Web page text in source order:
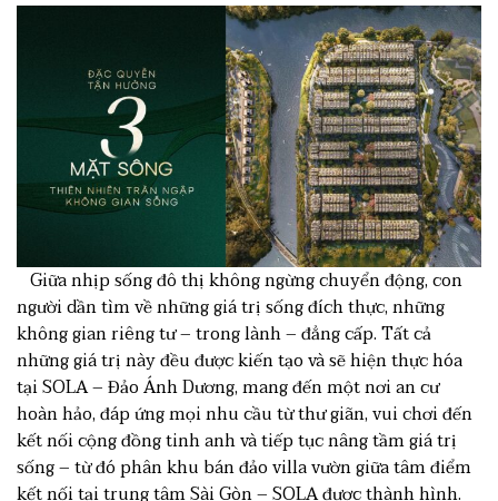
Giữa nhịp sống đô thị không ngừng chuyển động, con
người dần tìm về những giá trị sống đích thực, những
không gian riêng tư – trong lành – đẳng cấp. Tất cả
những giá trị này đều được kiến tạo và sẽ hiện thực hóa
tại SOLA – Đảo Ánh Dương, mang đến một nơi an cư
hoàn hảo, đáp ứng mọi nhu cầu từ thư giãn, vui chơi đến
kết nối cộng đồng tinh anh và tiếp tục nâng tầm giá trị
sống – từ đó phân khu bán đảo villa vườn giữa tâm điểm
kết nối tại trung tâm Sài Gòn – SOLA được thành hình.